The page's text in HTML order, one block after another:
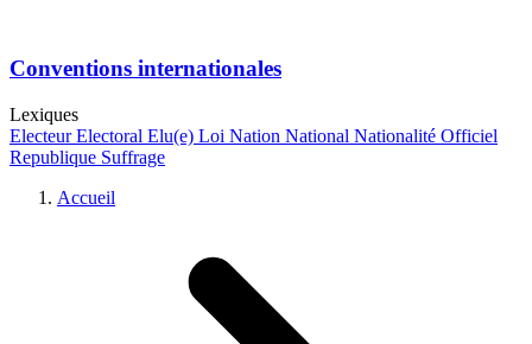
Conventions internationales
Lexiques
ElecteurElectoral Elu(e) Loi Nation National Nationalité Officiel
Republique Suffrage
Accueil